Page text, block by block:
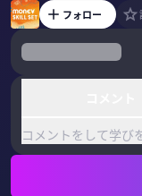
フォロー
コメントをして学び